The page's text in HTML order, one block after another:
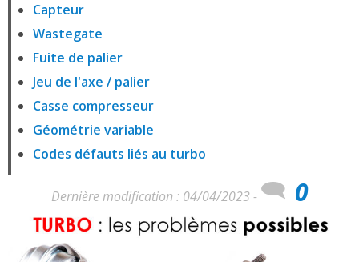
Capteur
Wastegate
Fuite de palier
Jeu de l'axe / palier
Casse compresseur
Géométrie variable
Codes défauts liés au turbo
Dernière modification : 04/04/2023 - 0